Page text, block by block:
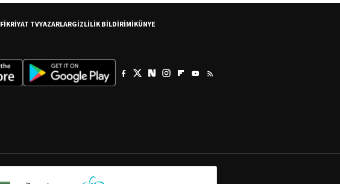
FİKRİYAT TVYAZARLARGİZLİLİK BİLDİRİMİKÜNYE